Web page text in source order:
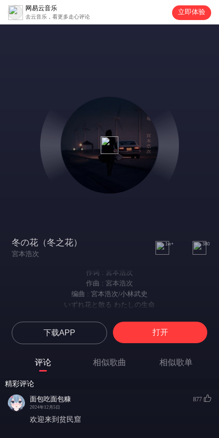
网易云音乐
去云音乐，看更多走心评论
立即体验
冬の花（冬之花）
宮本浩次
1w+ 380
作词 : 宮本浩次
作曲 : 宮本浩次
编曲 : 宮本浩次/小林武史
いずれ花と散る わたしの生命
帰らぬ時 指おり数えても
即便数着指头等待永不归来的时光
涙と笑い 過去と未来
泪水与欢笑 过往与未来
引き裂かれしわたしは 冬の花
如同光明与黑暗永不相融
下载APP 打开
评论 相似歌曲 相似歌单
精彩评论
面包吃面包糠
2024年12月5日
877
欢迎来到贫民窟